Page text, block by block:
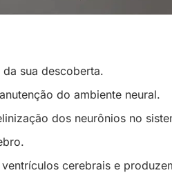
sua descoberta.
do ambiente neural.
dos neurônios no
cerebrais e